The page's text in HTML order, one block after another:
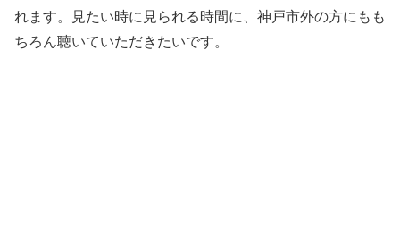
れます。見たい時に見られる時間に、神戸市外の方にもも
ちろん聴いていただきたいです。